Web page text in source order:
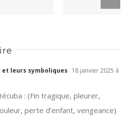
et leurs symboliques 18 janvier 2025 à
: (Fin tragique, pleurer,
perte d’enfant, vengeance)